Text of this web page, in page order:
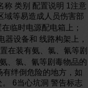
称 类别 配置说明 1注意
域等易造成人员伤害部
临时电源配电箱上；
器设备和 线路构架上，
在装有氨、氯、氰等剧
、氯、氰等剧毒物品的
绊倒危险的地方，如
6当心坑洞 警告标志